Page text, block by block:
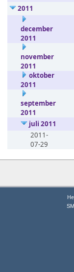
2011
december
2011
november
2011
oktober
2011
september
2011
juli 2011
2011-
07-29